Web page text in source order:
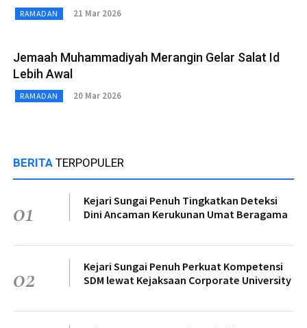
RAMADAN 21 Mar 2026
Jemaah Muhammadiyah Merangin Gelar Salat Id
Lebih Awal
RAMADAN 20 Mar 2026
BERITA TERPOPULER
01
Kejari Sungai Penuh Tingkatkan Deteksi
Dini Ancaman Kerukunan Umat Beragama
02
Kejari Sungai Penuh Perkuat Kompetensi
SDM lewat Kejaksaan Corporate University